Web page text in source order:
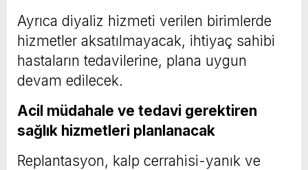
Ayrıca diyaliz hizmeti verilen birimlerde
hizmetler aksatılmayacak, ihtiyaç sahibi
hastaların tedavilerine, plana uygun
devam edilecek.
Acil müdahale ve tedavi gerektiren
sağlık hizmetleri planlanacak
Replantasyon, kalp cerrahisi-yanık ve